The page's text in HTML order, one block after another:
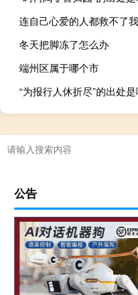
冬天把脚冻了怎么办
端州区属于哪个市
“为报行人休折尽”的出处是
公告